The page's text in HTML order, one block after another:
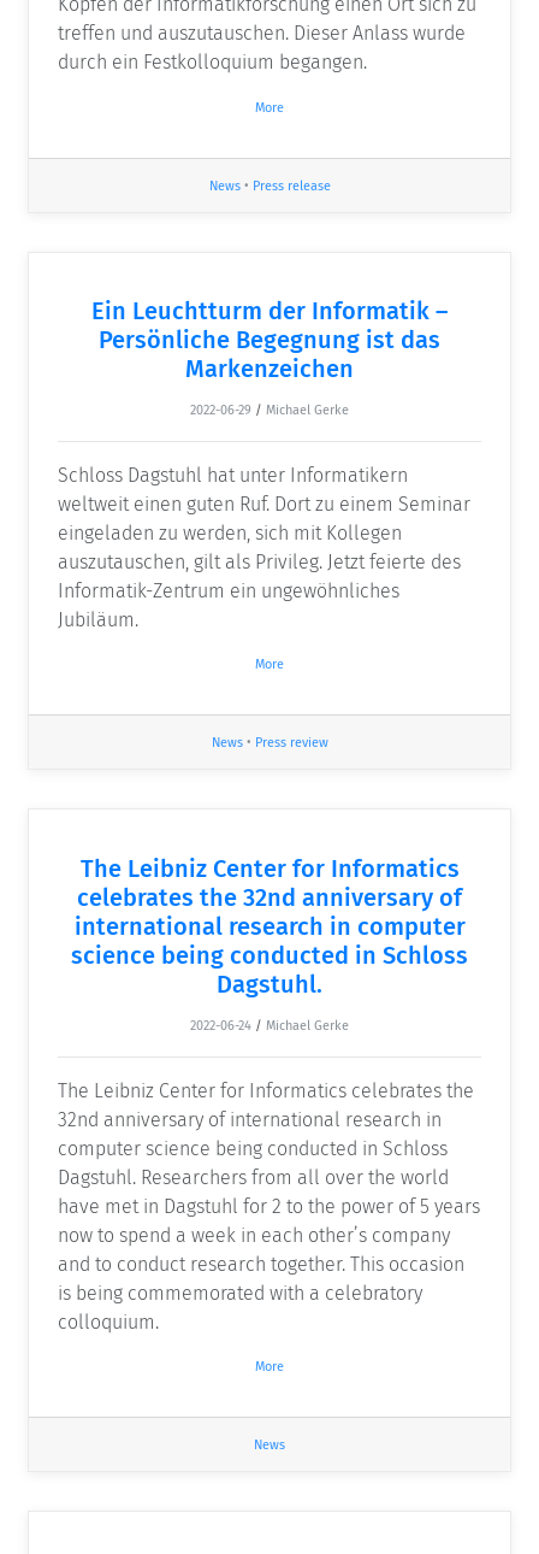
Köpfen der Informatikforschung einen Ort sich zu
treffen und auszutauschen. Dieser Anlass wurde
durch ein Festkolloquium begangen.
More
News• Press release
Ein Leuchtturm der Informatik –
Persönliche Begegnung ist das
Markenzeichen
2022-06-29 / Michael Gerke
Schloss Dagstuhl hat unter Informatikern
weltweit einen guten Ruf. Dort zu einem Seminar
eingeladen zu werden, sich mit Kollegen
auszutauschen, gilt als Privileg. Jetzt feierte des
Informatik-Zentrum ein ungewöhnliches
Jubiläum.
More
News• Press review
The Leibniz Center for Informatics
celebrates the 32nd anniversary of
international research in computer
science being conducted in Schloss
Dagstuhl.
2022-06-24 / Michael Gerke
The Leibniz Center for Informatics celebrates the
32nd anniversary of international research in
computer science being conducted in Schloss
Dagstuhl. Researchers from all over the world
have met in Dagstuhl for 2 to the power of 5 years
now to spend a week in each other’s company
and to conduct research together. This occasion
is being commemorated with a celebratory
colloquium.
More
News